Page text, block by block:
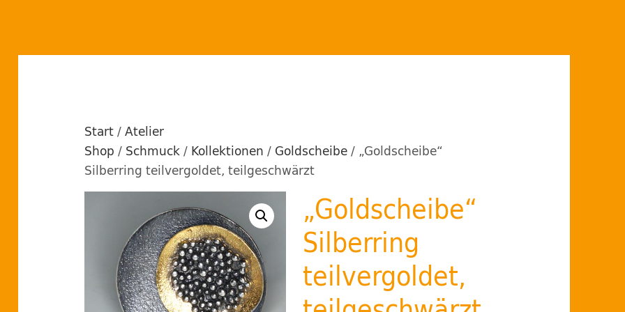
Start/Atelier
Shop / Schmuck/ Kollektionen / Goldscheibe/ „Goldscheibe“
Silberring teilvergoldet, teilgeschwärzt
„Goldscheibe“
Silberring
teilvergoldet,